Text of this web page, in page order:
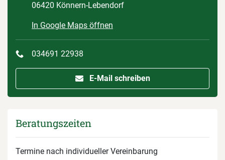
06420 Könnern-Lebendorf
In Google Maps öffnen
034691 22938
E-Mail schreiben
Beratungszeiten
Termine nach individueller Vereinbarung